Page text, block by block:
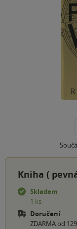
Kniha (
Skladem
1 ks
Doručení
ZDARMA od